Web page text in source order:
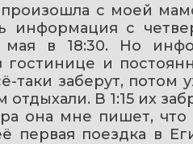
с моей
информация с
в 18:30. Но
гостинице и
таки заберут, потом
В 1:15 их
она мне пишет, что
первая поездка в